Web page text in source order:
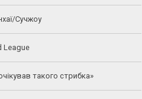
Сучжоу
League
такого стрибка»